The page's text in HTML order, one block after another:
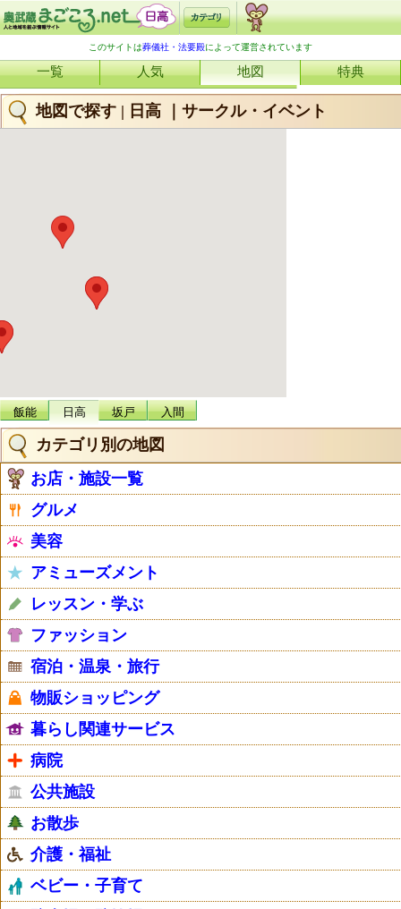
このサイトは葬儀社・法要殿によって運営されています
一覧 人気 地図 特典
地図で探す | 日高 ｜サークル・イベント
飯能 日高 坂戸 入間
カテゴリ別の地図
お店・施設一覧
グルメ
美容
アミューズメント
レッスン・学ぶ
ファッション
宿泊・温泉・旅行
物販ショッピング
暮らし関連サービス
病院
公共施設
お散歩
介護・福祉
ベビー・子育て